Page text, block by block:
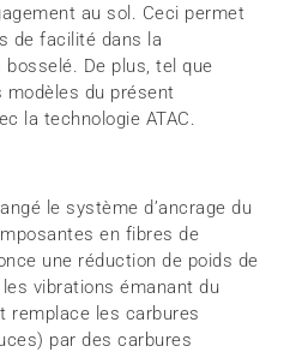
au sol. Ceci permet
de facilité dans la
De plus, tel que
modèles du présent
la technologie ATAC.
le système d’ancrage du
en fibres de
une réduction de poids de
vibrations émanant du
remplace les carbures
par des carbures